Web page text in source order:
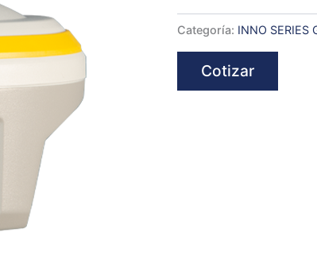
Categoría: INNO SERIES
Cotizar